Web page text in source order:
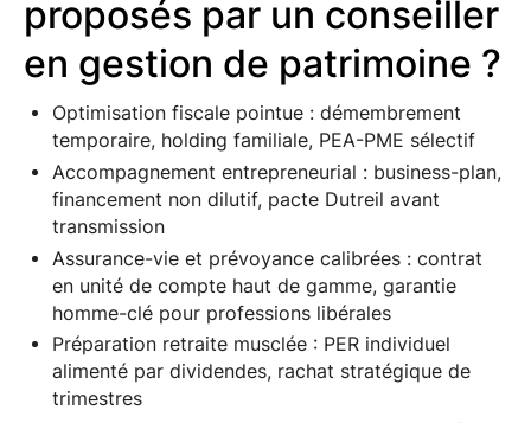
proposés par un conseiller
en gestion de patrimoine ?
Optimisation fiscale pointue : démembrement
temporaire, holding familiale, PEA-PME sélectif
Accompagnement entrepreneurial : business-plan,
financement non dilutif, pacte Dutreil avant
transmission
Assurance-vie et prévoyance calibrées : contrat
en unité de compte haut de gamme, garantie
homme-clé pour professions libérales
Préparation retraite musclée : PER individuel
alimenté par dividendes, rachat stratégique de
trimestres